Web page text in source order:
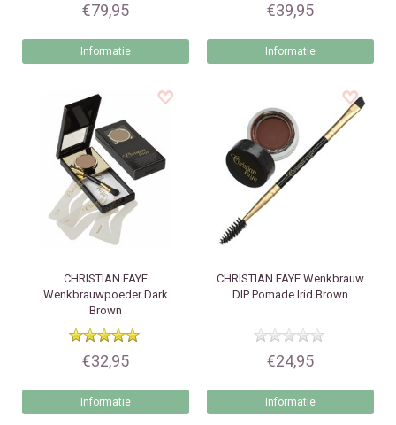
€79,95
Informatie
€39,95
Informatie
CHRISTIAN FAYE
Wenkbrauwpoeder Dark
Brown
€32,95
Informatie
CHRISTIAN FAYE Wenkbrauw
DIP Pomade Irid Brown
€24,95
Informatie